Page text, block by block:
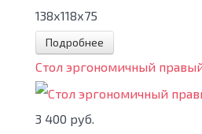
138х118х75
Подробнее
Стол эргономичный
3 400 руб.